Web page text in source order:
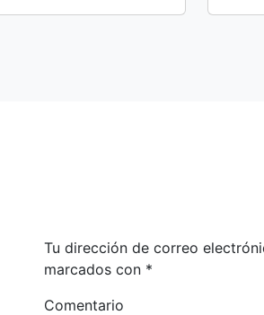
Tu dirección de correo
marcados con *
Comentario